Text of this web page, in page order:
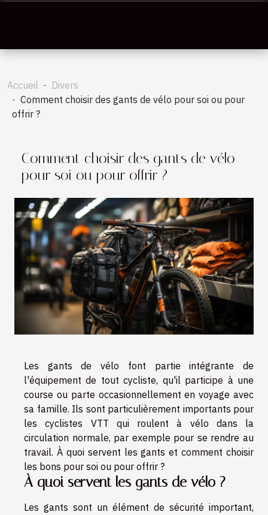
Accueil
Divers
Comment choisir des gants de vélo pour soi ou pour
offrir ?
Comment choisir des gants de vélo
pour soi ou pour offrir ?
Les gants de vélo font partie intégrante de
l'équipement de tout cycliste, qu'il participe à une
course ou parte occasionnellement en voyage avec
sa famille. Ils sont particulièrement importants pour
les cyclistes VTT qui roulent à vélo dans la
circulation normale, par exemple pour se rendre au
travail. À quoi servent les gants et comment choisir
les bons pour soi ou pour offrir ?
À quoi servent les gants de vélo ?
Les gants sont un élément de sécurité important,